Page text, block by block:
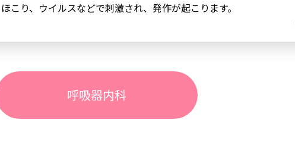
こり、ウイルスなどで刺激され、発作が起こります。
呼吸器内科